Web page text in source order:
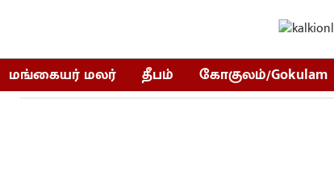
மங்கையர் மலர் தீபம் கோகுலம்/Gokulam